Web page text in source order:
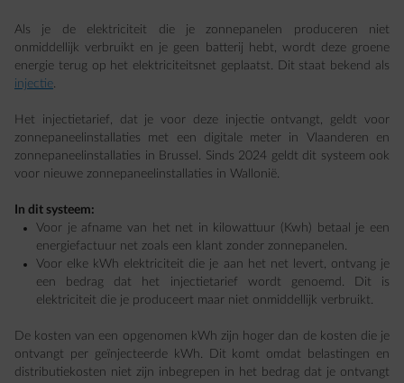
Als je de elektriciteit die je zonnepanelen produceren niet
onmiddellijk verbruikt en je geen batterij hebt, wordt deze groene
energie terug op het elektriciteitsnet geplaatst. Dit staat bekend als
injectie.
Het injectietarief, dat je voor deze injectie ontvangt, geldt voor
zonnepaneelinstallaties met een digitale meter in Vlaanderen en
zonnepaneelinstallaties in Brussel. Sinds 2024 geldt dit systeem ook
voor nieuwe zonnepaneelinstallaties in Wallonië.
In dit systeem:
Voor je afname van het net in kilowattuur (Kwh) betaal je een
energiefactuur net zoals een klant zonder zonnepanelen.
Voor elke kWh elektriciteit die je aan het net levert, ontvang je
een bedrag dat het injectietarief wordt genoemd. Dit is
elektriciteit die je produceert maar niet onmiddellijk verbruikt.
De kosten van een opgenomen kWh zijn hoger dan de kosten die je
ontvangt per geïnjecteerde kWh. Dit komt omdat belastingen en
distributiekosten niet zijn inbegrepen in het bedrag dat je ontvangt